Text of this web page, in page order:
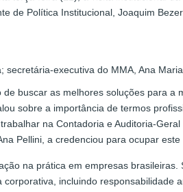
de Política Institucional, Joaquim
executiva do MMA, Ana
buscar as melhores soluções para a
sobre a importância de termos
na Contadoria e Auditoria-
Pellini, a credenciou para ocupar
na prática em empresas
incluindo responsabilidade